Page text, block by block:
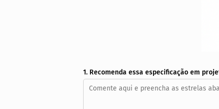
1. Recomenda essa especificação em